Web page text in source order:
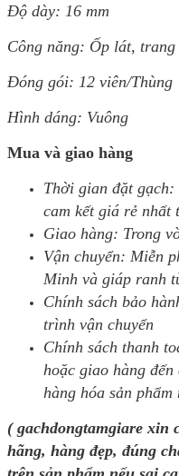
Độ dày: 16 mm
Công năng: Ốp lát,
Đóng gói: 12 viên/Thùng
Hình dáng: Vuông
Mua và giao hàng
Thời gian đặt
cam kết giá rẻ nhất
Giao hàng: Trong
Vận chuyển: Miễn
Minh và giáp ranh
Chính sách bảo
trình vận chuyển
Chính sách thanh
hoặc giao hàng
hàng hóa sản
( gachdongtamgiare xin
hãng, hàng đẹp, đúng